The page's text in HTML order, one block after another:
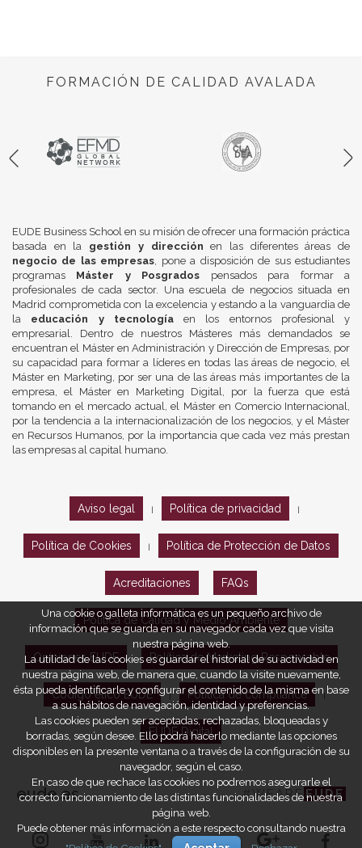
FORMACIÓN DE CALIDAD AVALADA
EUDE Business School en su misión de ofrecer una formación práctica
basada en la gestión y dirección en las diferentes áreas de
negocio de las empresas , pone a disposición de sus estudiantes
programas Máster y Posgrados pensados para formar a
profesionales de cada sector. Una escuela de negocios situada en
Madrid comprometida con la excelencia y estando a la vanguardia de
la educación y tecnologíaen los entornos profesional y
empresarial. Dentro de nuestros Másteres más demandados se
encuentran el Máster en Administración y Dirección de Empresas, por
su capacidad para formar a líderes en todas las áreas de negocio, el
Máster en Marketing, por ser una de las áreas más importantes de la
empresa, el Máster en Marketing Digital, por la fuerza que está
tomando en el mercado actual, el Máster en Comercio Internacional,
por la tendencia a la internacionalización de los negocios, y el Máster
en Recursos Humanos, por la importancia que cada vez más prestan
las empresas al capital humano.
Aviso legal Política de privacidad
Política de Cookies Política de Protección de Datos
Acreditaciones FAQs
Política de Calidad y Medio Ambiente
Opiniones EUDE Política de Marketing Responsable
Código ético EUDE | Política de compliance |
EUDE Digital
eude.es #WEAREEUDE
Una cookie o galleta informática es un pequeño archivo de
información que se guarda en su navegador cada vez que visita
nuestra página web.
La utilidad de las cookies es guardar el historial de su actividad en
nuestra página web, de manera que, cuando la visite nuevamente,
ésta pueda identificarle y configurar el contenido de la misma en base
a sus hábitos de navegación, identidad y preferencias.
Las cookies pueden ser aceptadas, rechazadas, bloqueadas y
borradas, según desee. Ello podrá hacerlo mediante las opciones
disponibles en la presente ventana o a través de la configuración de su
navegador, según el caso.
En caso de que rechace las cookies no podremos asegurarle el
correcto funcionamiento de las distintas funcionalidades de nuestra
página web.
Puede obtener más información a este respecto consultando nuestra